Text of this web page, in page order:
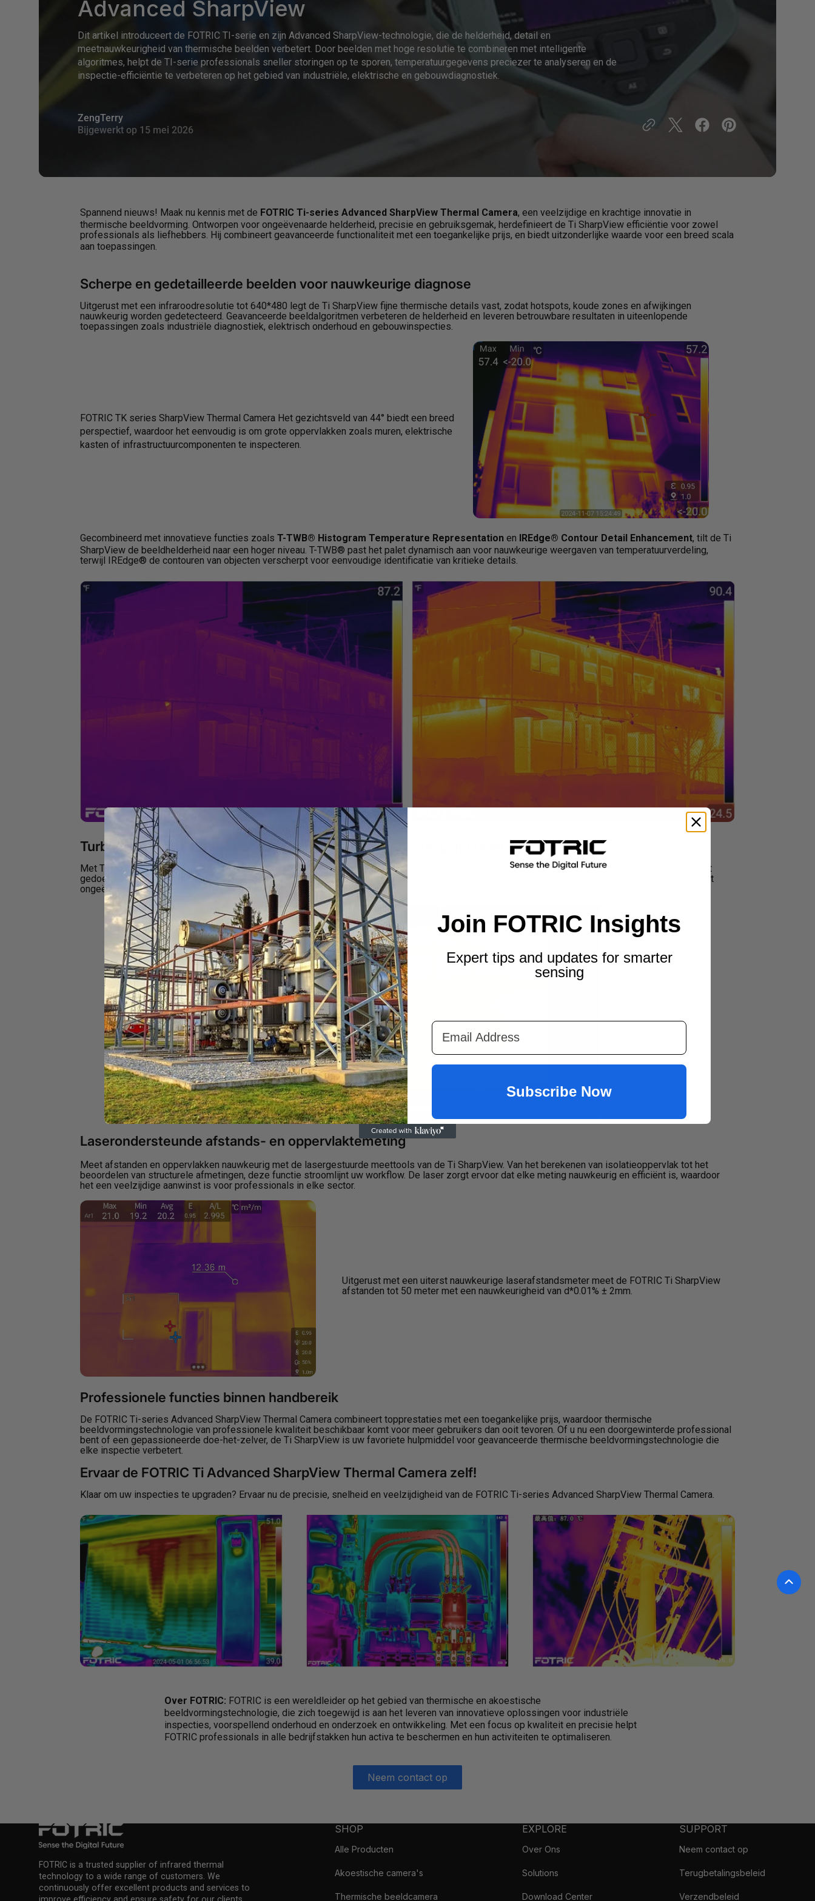
thermische beeldcamera
beeldcamera
beeldcamera
Advanced SharpView
Dit artikel introduceert de FOTRIC TI-serie en zijn Advanced SharpView-technologie, die de helderheid, detail en
meetnauwkeurigheid van thermische beelden verbetert. Door beelden met hoge resolutie te combineren met intelligente
algoritmes, helpt de TI-serie professionals sneller storingen op te sporen, temperatuurgegevens preciezer te analyseren en de
inspectie-efficiëntie te verbeteren op het gebied van industriële, elektrische en gebouwdiagnostiek.
ZengTerry
Bijgewerkt op 15 mei 2026
Spannend nieuws! Maak nu kennis met de FOTRIC Ti-series Advanced SharpView Thermal Camera, een veelzijdige en krachtige innovatie in
thermische beeldvorming. Ontworpen voor ongeëvenaarde helderheid, precisie en gebruiksgemak, herdefinieert de Ti SharpView efficiëntie voor zowel
professionals als liefhebbers. Hij combineert geavanceerde functionaliteit met een toegankelijke prijs, en biedt uitzonderlijke waarde voor een breed scala
aan toepassingen.
Scherpe en gedetailleerde beelden voor nauwkeurige diagnose
Uitgerust met een infraroodresolutie tot 640*480 legt de Ti SharpView fijne thermische details vast, zodat hotspots, koude zones en afwijkingen
nauwkeurig worden gedetecteerd. Geavanceerde beeldalgoritmen verbeteren de helderheid en leveren betrouwbare resultaten in uiteenlopende
toepassingen zoals industriële diagnostiek, elektrisch onderhoud en gebouwinspecties.
FOTRIC TK series SharpView Thermal Camera Het gezichtsveld van 44° biedt een breed
perspectief, waardoor het eenvoudig is om grote oppervlakken zoals muren, elektrische
kasten of infrastructuurcomponenten te inspecteren.
Gecombineerd met innovatieve functies zoals T-TWB® Histogram Temperature Representation en IREdge® Contour Detail Enhancement, tilt de Ti
SharpView de beeldhelderheid naar een hoger niveau. T-TWB® past het palet dynamisch aan voor nauwkeurige weergaven van temperatuurverdeling,
terwijl IREdge® de contouren van objecten verscherpt voor eenvoudige identificatie van kritieke details.
TurboFocus® Automatic Focus System: Precisie eenvoudig gemaakt
Met TurboFocus® is het nog nooit zo eenvoudig geweest om scherpe, heldere beelden te verkrijgen. Dit automatische scherpstelsysteem neemt het
gedoe van handmatige aanpassingen weg, bespaart tijd en zorgt voor precisie. Of u nu brede gebieden scant of inzoomt op details, TurboFocus levert
ongeëvenaarde nauwkeurigheid, zodat u sneller en slimmer kunt werken.
Laserondersteunde afstands- en oppervlaktemeting
Meet afstanden en oppervlakken nauwkeurig met de lasergestuurde meettools van de Ti SharpView. Van het berekenen van isolatieoppervlak tot het
beoordelen van structurele afmetingen, deze functie stroomlijnt uw workflow. De laser zorgt ervoor dat elke meting nauwkeurig en efficiënt is, waardoor
het een veelzijdige aanwinst is voor professionals in elke sector.
Uitgerust met een uiterst nauwkeurige laserafstandsmeter meet de FOTRIC Ti SharpView
afstanden tot 50 meter met een nauwkeurigheid van d*0.01% ± 2mm.
Professionele functies binnen handbereik
De FOTRIC Ti-series Advanced SharpView Thermal Camera combineert topprestaties met een toegankelijke prijs, waardoor thermische
beeldvormingstechnologie van professionele kwaliteit beschikbaar komt voor meer gebruikers dan ooit tevoren. Of u nu een doorgewinterde professional
bent of een gepassioneerde doe-het-zelver, de Ti SharpView is uw favoriete hulpmiddel voor geavanceerde thermische beeldvormingstechnologie die
elke inspectie verbetert.
Ervaar de FOTRIC Ti Advanced SharpView Thermal Camera zelf!
Klaar om uw inspecties te upgraden? Ervaar nu de precisie, snelheid en veelzijdigheid van de FOTRIC Ti-series Advanced SharpView Thermal Camera.
Over FOTRIC: FOTRIC is een wereldleider op het gebied van thermische en akoestische
beeldvormingstechnologie, die zich toegewijd is aan het leveren van innovatieve oplossingen voor industriële
inspecties, voorspellend onderhoud en onderzoek en ontwikkeling. Met een focus op kwaliteit en precisie helpt
FOTRIC professionals in alle bedrijfstakken hun activa te beschermen en hun activiteiten te optimaliseren.
Neem contact op
FOTRIC is a trusted supplier of infrared thermal
technology to a wide range of customers. We
continuously offer excellent products and services to
SHOP
Alle Producten
Akoestische camera's
Thermische beeldcamera
EXPLORE
Over Ons
Solutions
Download Center
SUPPORT
Neem contact op
Terugbetalingsbeleid
Verzendbeleid
Join FOTRIC Insights
Expert tips and updates for smarter
sensing
Email Address
Subscribe Now